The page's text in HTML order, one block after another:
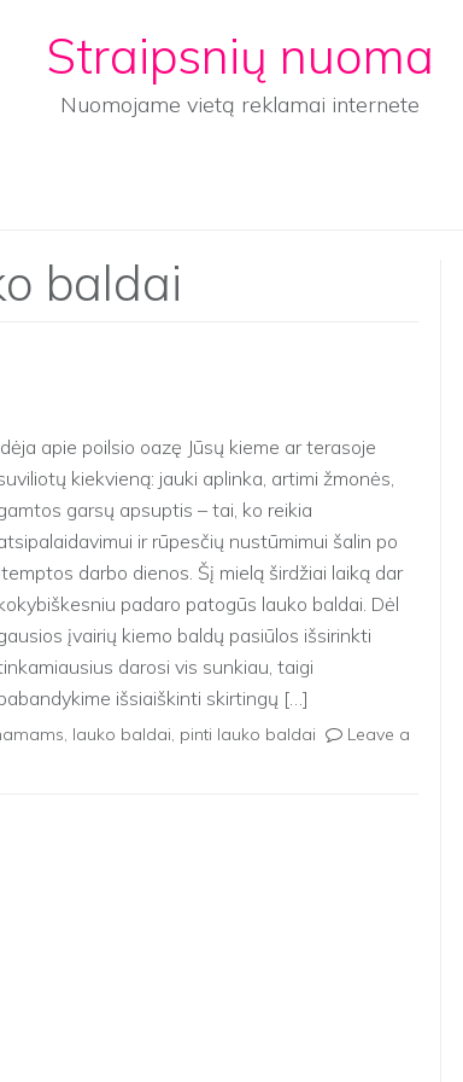
Straipsnių nuoma
Nuomojame vietą reklamai internete
baldai
apie poilsio oazę Jūsų kieme ar terasoje
kiekvieną: jauki aplinka, artimi žmonės,
garsų apsuptis – tai, ko reikia
ir rūpesčių nustūmimui šalin po
darbo dienos. Šį mielą širdžiai laiką dar
padaro patogūs lauko baldai. Dėl
įvairių kiemo baldų pasiūlos išsirinkti
darosi vis sunkiau, taigi
išsiaiškinti skirtingų […]
, lauko baldai, pinti lauko baldai
Leave a